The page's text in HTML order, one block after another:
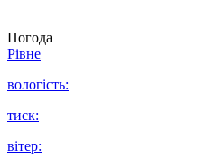
Погода
Рівне
вологість:
тиск:
вітер: